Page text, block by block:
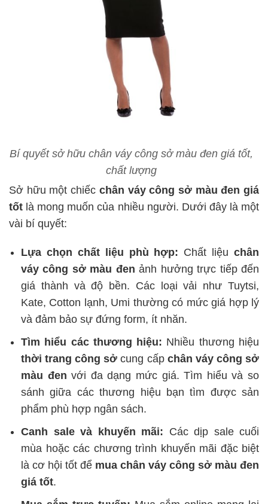
Bí quyết sở hữu chân váy công sở màu đen giá tốt,
chất lượng
Sở hữu một chiếc chân váy công sở màu đen giá
tốt là mong muốn của nhiều người. Dưới đây là một
vài bí quyết:
Lựa chọn chất liệu phù hợp: Chất liệu chân
váy công sở màu đen ảnh hưởng trực tiếp đến
giá thành và độ bền. Các loại vải như Tuytsi,
Kate, Cotton lạnh, Umi thường có mức giá hợp lý
và đảm bảo sự đứng form, ít nhăn.
Tìm hiểu các thương hiệu: Nhiều thương hiệu
thời trang công sở cung cấp chân váy công sở
màu đen với đa dạng mức giá. Tìm hiểu và so
sánh giữa các thương hiệu bạn tìm được sản
phẩm phù hợp ngân sách.
Canh sale và khuyến mãi: Các dịp sale cuối
mùa hoặc các chương trình khuyến mãi đặc biệt
là cơ hội tốt để mua chân váy công sở màu đen
giá tốt.